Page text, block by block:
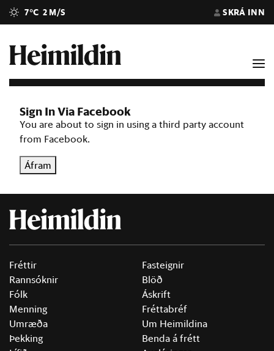
7°C 2 M/S SKRÁ INN
Sign In Via Facebook
You are about to sign in using a third party account
from Facebook.
Áfram
Fréttir
Rannsóknir
Fólk
Menning
Umræða
Þekking
Fasteignir
Blöð
Áskrift
Fréttabréf
Um Heimildina
Benda á frétt